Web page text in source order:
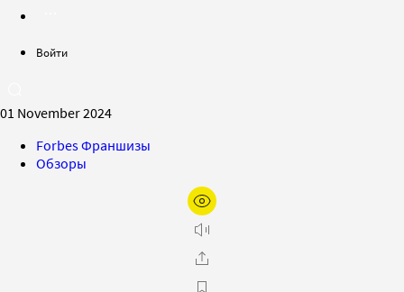
Войти
01 November 2024
Forbes Франшизы
Обзоры